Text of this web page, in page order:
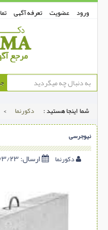
ورود عضویت تعرفه آگهی
دکورنما
دیوارپوش
دکوراسیون داخلی
درب و پنجره
شما اینجا هستید : دکورنما >
نیوجرسی
دکورنما ارسال: